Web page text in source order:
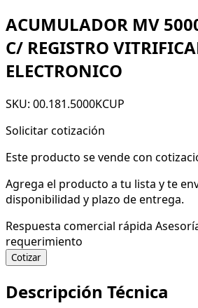
ACUMULADOR MV
C/ REGISTRO
ELECTRONICO
SKU: 00.181.5000KCUP
Solicitar cotización
Este producto se vende con
Agrega el producto a tu lista y te
disponibilidad y plazo de entrega.
Respuesta comercial rápida
requerimiento
Cotizar
Descripción Técnica